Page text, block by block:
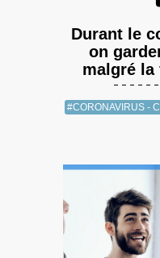
Durant le
on
malgré la
#CORONAVIRUS -